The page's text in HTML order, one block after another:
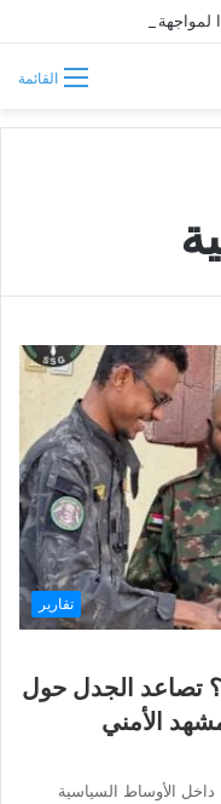
القائمة
تقارير
تصاعد الجدل حول
الأمني
الأوساط السياسية